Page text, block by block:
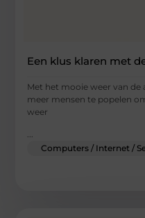
Een klus klaren met
Met het mooie weer van de
meer mensen te popelen
weer
...
Computers / Internet /